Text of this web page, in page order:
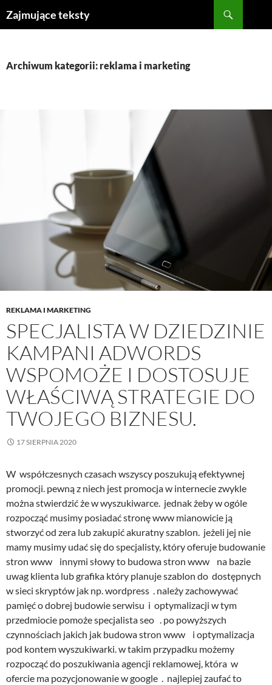
Zajmujące teksty
Archiwum kategorii: reklama i marketing
REKLAMA I MARKETING
SPECJALISTA W DZIEDZINIE
KAMPANI ADWORDS
WSPOMOŻE I DOSTOSUJE
WŁAŚCIWĄ STRATEGIE DO
TWOJEGO BIZNESU.
17 SIERPNIA 2020
W współczesnych czasach wszyscy poszukują efektywnej
promocji. pewną z niech jest promocja w internecie zwykle
można stwierdzić że w wyszukiwarce. jednak żeby w ogóle
rozpocząć musimy posiadać stronę www mianowicie ją
stworzyć od zera lub zakupić akuratny szablon. jeżeli jej nie
mamy musimy udać się do specjalisty, który oferuje budowanie
stron www innymi słowy to budowa stron www na bazie
uwag klienta lub grafika który planuje szablon do dostępnych
w sieci skryptów jak np. wordpress . należy zachowywać
pamięć o dobrej budowie serwisu i optymalizacji w tym
przedmiocie pomoże specjalista seo . po powyższych
czynnościach jakich jak budowa stron www i optymalizacja
pod kontem wyszukiwarki. w takim przypadku możemy
rozpocząć do poszukiwania agencji reklamowej, która w
ofercie ma pozycjonowanie w google . najlepiej zaufać to